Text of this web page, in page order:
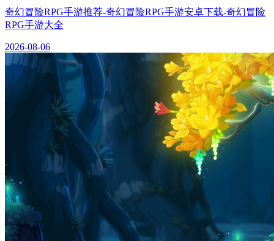
奇幻冒险RPG手游推荐-奇幻冒险RPG手游安卓下载-奇幻冒险
RPG手游大全
2026-08-06